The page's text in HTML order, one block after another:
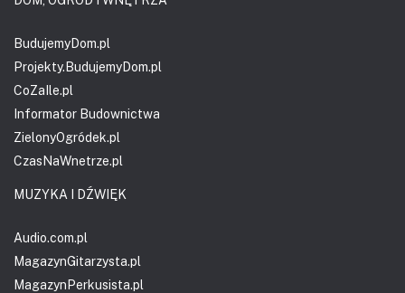
BudujemyDom.pl
Projekty.BudujemyDom.pl
CoZaIle.pl
Informator Budownictwa
ZielonyOgródek.pl
CzasNaWnetrze.pl
MUZYKA I DŹWIĘK
Audio.com.pl
MagazynGitarzysta.pl
MagazynPerkusista.pl